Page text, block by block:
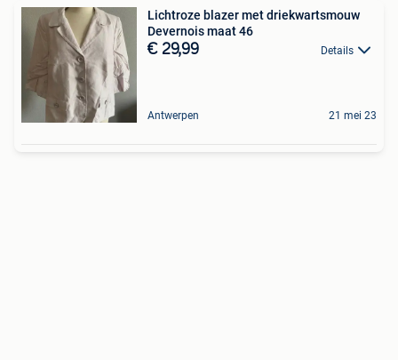
Lichtroze blazer met driekwartsmouw
Devernois maat 46
€ 29,99 Details
Antwerpen 21 mei 23